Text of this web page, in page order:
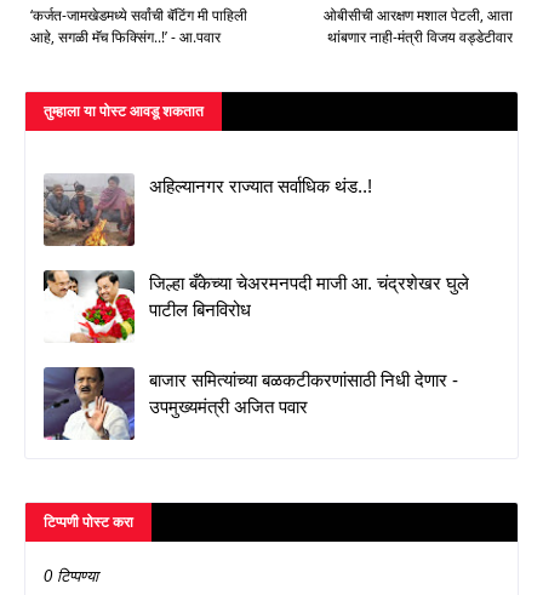
ओबीसीची आरक्षण मशाल पेटली, आता
थांबणार नाही-मंत्री विजय वड्डेटीवार
‘कर्जत-जामखेडमध्ये सर्वांची बॅटिंग मी पाहिली
आहे, सगळी मॅच फिक्सिंग..!’ - आ.पवार
तुम्‍हाला या पोस्‍ट आवडू शकतात
अहिल्यानगर राज्यात सर्वाधिक थंड..!
जिल्हा बँकेच्या चेअरमनपदी माजी आ. चंद्रशेखर घुले
पाटील बिनविरोध
बाजार समित्यांच्या बळकटीकरणांसाठी निधी देणार -
उपमुख्यमंत्री अजित पवार
टिप्पणी पोस्ट करा
0 टिप्पण्या